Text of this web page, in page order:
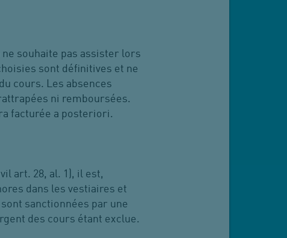
souhaite pas assister lors
sont définitives et ne
cours. Les absences
ni remboursées.
facturée a posteriori.
art. 28, al. 1), il est,
dans les vestiaires et
sanctionnées par une
des cours étant exclue.